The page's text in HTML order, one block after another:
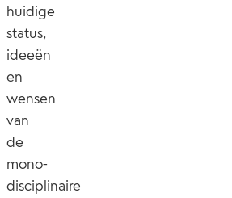
huidige
status,
ideeën
en
wensen
van
de
mono-
disciplinaire